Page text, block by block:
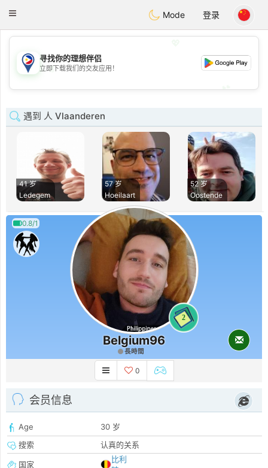
PhilippinesChat
Toggle
Mode 登录
💖
💕
寻找你的理想伴侣
立即下载我们的交友应用！
遇到 人 Vlaanderen
41 岁
Ledegem
57 岁
Hoeilaart
52 岁
Oostende
0.8/1
2
Belgium96
長時間
0
会员信息
Age
30 岁
搜索
认真的关系
国家
比利